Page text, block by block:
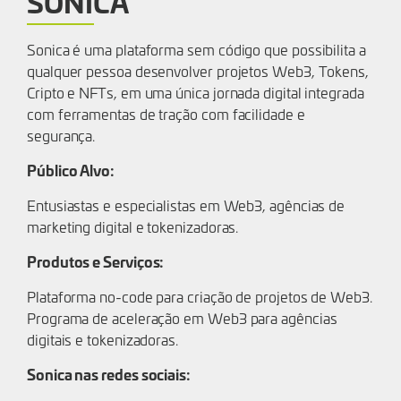
Sonica é uma plataforma sem código que possibilita a
qualquer pessoa desenvolver projetos Web3, Tokens,
Cripto e NFTs, em uma única jornada digital integrada
com ferramentas de tração com facilidade e
segurança.
Público Alvo:
Entusiastas e especialistas em Web3, agências de
marketing digital e tokenizadoras.
Produtos e Serviços:
Plataforma no-code para criação de projetos de Web3.
Programa de aceleração em Web3 para agências
digitais e tokenizadoras.
Sonica nas redes sociais: